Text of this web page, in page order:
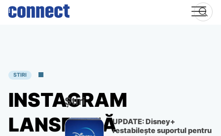
Skip
STIRI
INSTAGRAM
LANSEAZĂ
Știri
UPDATE: Disney+
restabilește suportul pentru